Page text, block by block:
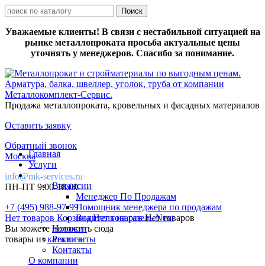
Уважаемые клиенты! В связи с нестабильной ситуацией на
рынке металлопроката просьба актуальные цены
уточнять у менеджеров. Спасибо за понимание.
Продажа металлопроката, кровельных и фасадных материалов
Оставить заявку
Обратный звонок
Москва
info@mk-services.ru
ПН-ПТ 9:00-18:00
+7 (495) 988-97-99
Нет товаров КорзинаНет товаровНет товаров
Вы можете положить сюда
товары изкаталога
Главная
Услуги
Вакансии
Менеджер По Продажам
Помощник менеджера по продажам
Водитель на газель Next
Новости
Реквизиты
Контакты
О компании